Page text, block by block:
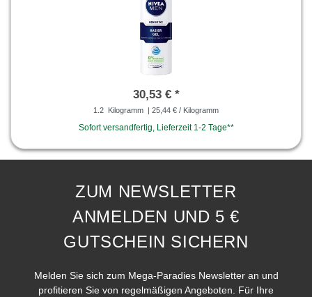
30,53 € *
1.2 Kilogramm | 25,44 € / Kilogramm
Sofort versandfertig, Lieferzeit 1-2 Tage**
ZUM NEWSLETTER
ANMELDEN UND 5 €
GUTSCHEIN SICHERN
Melden Sie sich zum Mega-Paradies Newsletter an und
profitieren Sie von regelmäßigen Angeboten. Für Ihre